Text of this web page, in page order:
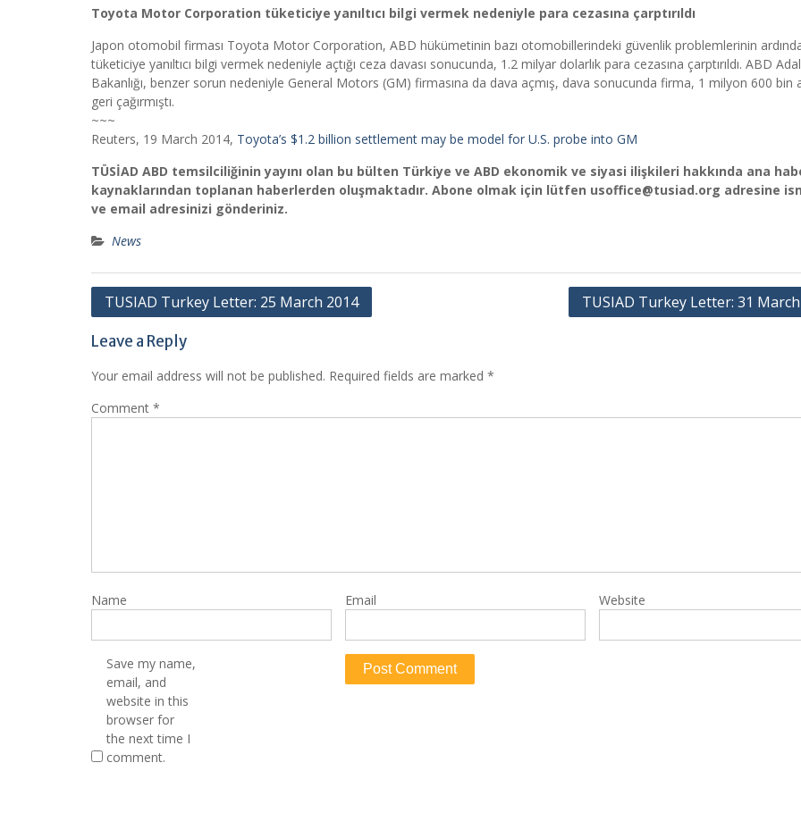
Toyota Motor Corporation tüketiciye yanıltıcı bilgi vermek nedeniyle para cezasına çarptırıldı
Japon otomobil firması Toyota Motor Corporation, ABD hükümetinin bazı otomobillerindeki güvenlik problemlerinin
tüketiciye yanıltıcı bilgi vermek nedeniyle açtığı ceza davası sonucunda, 1.2 milyar dolarlık para cezasına çarptırıldı. ABD
Bakanlığı, benzer sorun nedeniyle General Motors (GM) firmasına da dava açmış, dava sonucunda firma, 1 milyon 600 bin
geri çağırmıştı.
~~~
Reuters, 19 March 2014, Toyota’s $1.2 billion settlement may be model for U.S. probe into GM
TÜSİAD ABD temsilciliğinin yayını olan bu bülten Türkiye ve ABD ekonomik ve siyasi ilişkileri hakkında ana
kaynaklarından toplanan haberlerden oluşmaktadır. Abone olmak için lütfen usoffice@tusiad.org adresine
ve email adresinizi gönderiniz.
News
Post
TUSIAD Turkey Letter: 25 March 2014
TUSIAD Turkey Letter: 31
Leave a Reply
Your email address will not be published. Required fields are marked *
Comment *
Name Email Website
Save my name,
email, and
website in this
browser for
the next time I
comment.